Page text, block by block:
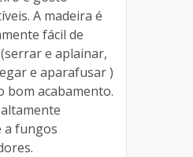
A madeira é
fácil de
e aplainar,
e aparafusar )
bom acabamento.
a fungos